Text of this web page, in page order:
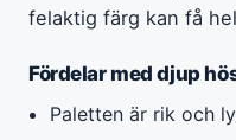
felaktig färg kan få
Fördelar med djup
Paletten är rik och